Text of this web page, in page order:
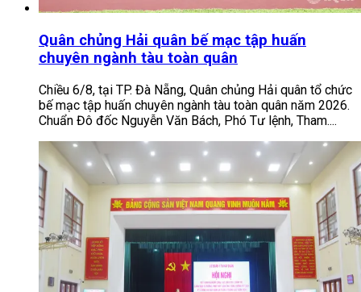
Quân chủng Hải quân bế mạc tập huấn
chuyên ngành tàu toàn quân
Chiều 6/8, tại TP. Đà Nẵng, Quân chủng Hải quân tổ chức
bế mạc tập huấn chuyên ngành tàu toàn quân năm 2026.
Chuẩn Đô đốc Nguyễn Văn Bách, Phó Tư lệnh, Tham....